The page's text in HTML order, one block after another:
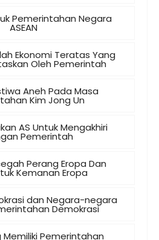
Pemerintahan Negara
ASEAN
Ekonomi Teratas Yang
Oleh Pemerintah
Aneh Pada Masa
Kim Jong Un
AS Untuk Mengakhiri
Pemerintah
Perang Eropa Dan
Kemanan Eropa
dan Negara-negara
Demokrasi
Pemerintahan